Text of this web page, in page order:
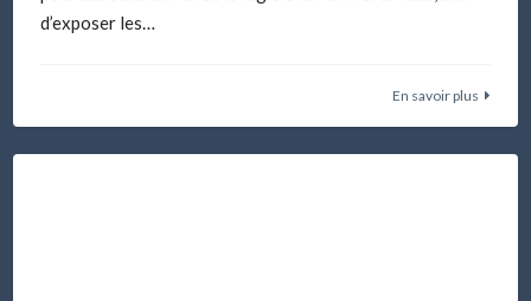
d’exposer les…
En savoir plus